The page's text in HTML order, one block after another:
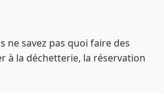
ne savez pas quoi faire des
à la déchetterie, la réservation